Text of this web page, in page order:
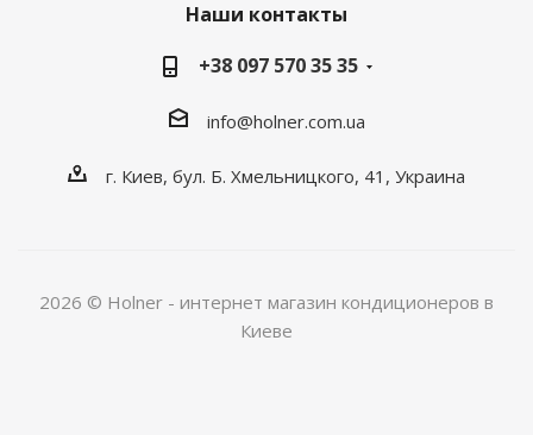
Наши контакты
+38 097 570 35 35
info@holner.com.ua
г. Киев, бул. Б. Хмельницкого, 41, Украина
2026 © Holner - интернет магазин кондиционеров в
Киеве